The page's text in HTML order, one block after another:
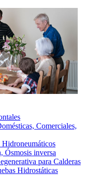
Comerciales,
Hidroneumáticos
Ósmosis inversa
para Calderas
Hidrostáticas